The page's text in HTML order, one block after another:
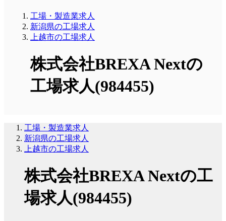
工場・製造業求人
新潟県の工場求人
上越市の工場求人
株式会社BREXA Nextの
工場求人(984455)
工場・製造業求人
新潟県の工場求人
上越市の工場求人
株式会社BREXA Nextの工
場求人(984455)